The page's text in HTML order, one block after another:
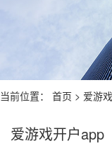
当前位置： 首页 > 爱游
爱游戏开户app